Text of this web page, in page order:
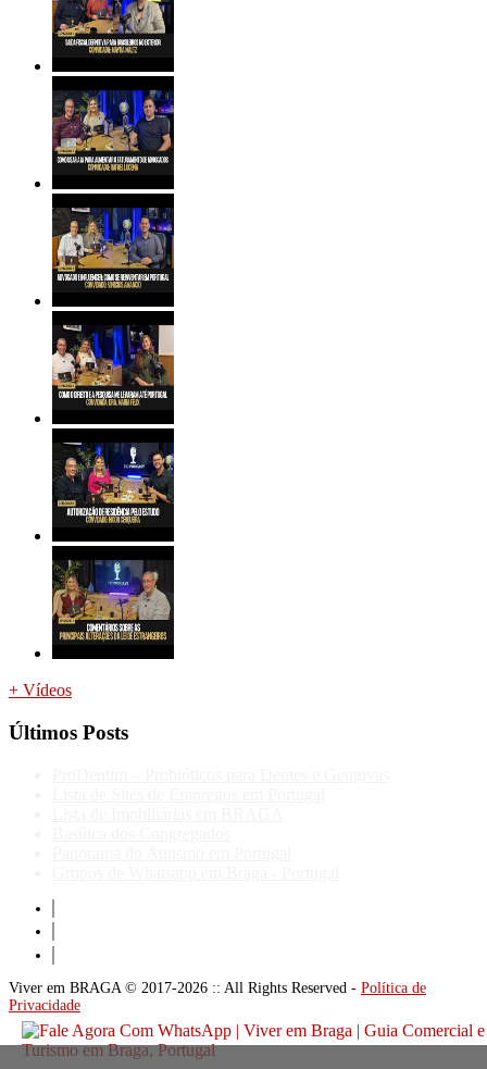
+ Vídeos
Últimos Posts
Viver em BRAGA © 2017-2026 :: All Rights Reserved - Política de
Privacidade